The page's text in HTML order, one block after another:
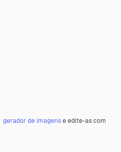
gerador de imagense edite-as com